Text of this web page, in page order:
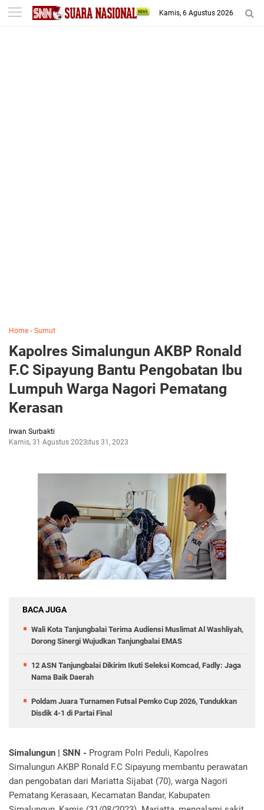
-->
Kamis, 6 Agustus 2026
Home › Sumut
Kapolres Simalungun AKBP Ronald
F.C Sipayung Bantu Pengobatan Ibu
Lumpuh Warga Nagori Pematang
Kerasan
Irwan Surbakti
Kamis, 31 Agustus 2023Agustus 31, 2023
BACA JUGA
Wali Kota Tanjungbalai Terima Audiensi Muslimat Al Washliyah,
Dorong Sinergi Wujudkan Tanjungbalai EMAS
12 ASN Tanjungbalai Dikirim Ikuti Seleksi Komcad, Fadly: Jaga
Nama Baik Daerah
Poldam Juara Turnamen Futsal Pemko Cup 2026, Tundukkan
Disdik 4-1 di Partai Final
Simalungun | SNN - Program Polri Peduli, Kapolres
Simalungun AKBP Ronald F.C Sipayung membantu perawatan
dan pengobatan dari Mariatta Sijabat (70), warga Nagori
Pematang Kerasaan, Kecamatan Bandar, Kabupaten